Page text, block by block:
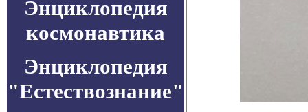
Энциклопедия
космонавтика
Энциклопедия
"Естествознание"